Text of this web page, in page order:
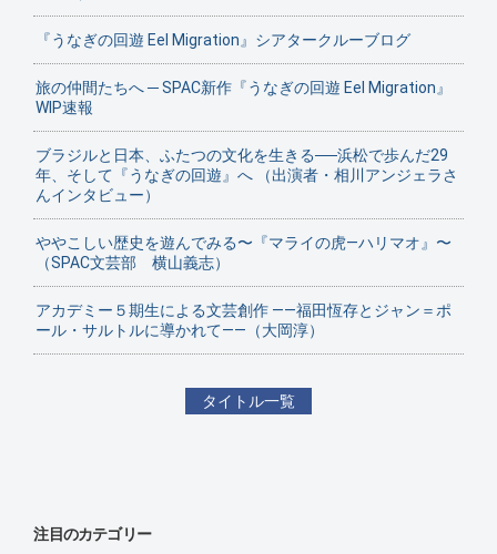
『うなぎの回遊 Eel Migration』シアタークルーブログ
旅の仲間たちへ ─ SPAC新作『うなぎの回遊 Eel Migration』
WIP速報
ブラジルと日本、ふたつの文化を生きる──浜松で歩んだ29
年、そして『うなぎの回遊』へ （出演者・相川アンジェラさ
んインタビュー）
ややこしい歴史を遊んでみる〜『マライの虎—ハリマオ』〜
（SPAC文芸部 横山義志）
アカデミー５期生による文芸創作 ——福田恆存とジャン＝ポ
ール・サルトルに導かれて——（大岡淳）
タイトル一覧
注目のカテゴリー